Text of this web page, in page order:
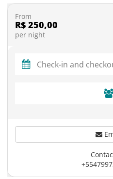
From
R$ 250,00
per night